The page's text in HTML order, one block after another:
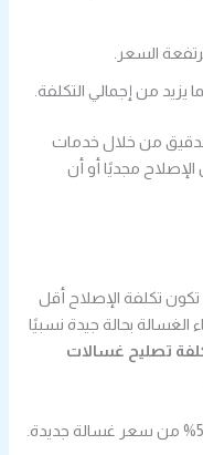
السعر.
يزيد من إجمالي التكلفة.
من خلال خدمات
الإصلاح مجديًا أو أن
تكون تكلفة الإصلاح أقل
بحالة جيدة نسبيًا
تصليح غسالات